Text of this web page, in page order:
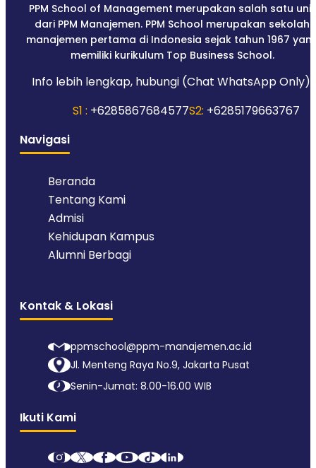
PPM School of Management merupakan salah satu unit
dari PPM Manajemen. PPM School merupakan sekolah
manajemen pertama di Indonesia sejak tahun 1967
memiliki kurikulum Top Business School.
Info lebih lengkap, hubungi (Chat WhatsApp Only):
S1 : +6285867684577S2: +6285179663767
Navigasi
Beranda
Tentang Kami
Admisi
Kehidupan Kampus
Alumni Berbagi
Kontak & Lokasi
ppmschool@ppm-manajemen.ac.id
Jl. Menteng Raya No.9, Jakarta Pusat
Senin-Jumat: 8.00-16.00 WIB
Ikuti Kami